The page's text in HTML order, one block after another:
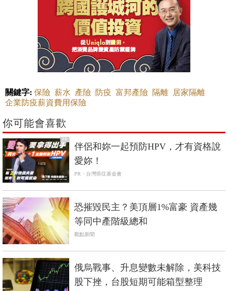
關鍵字: 保險 薪水 產險 防疫 富邦產險 隔離 居家隔離
企業防疫薪資費用保險
你可能會喜歡
PR
伴侶和妳一起預防HPV，才有資格說
愛妳！
PR・台灣癌症基金會
恐摧毀民主？美頂層1%富豪 資產幾
等同中產階級總和
觀點新聞
俄烏戰事、升息變數未解除，美科技
股下挫，台股短期可能箱型整理